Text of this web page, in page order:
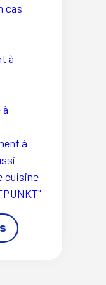
cas
à
à
cuisine